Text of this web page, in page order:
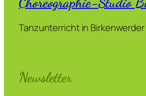
Tanzunterricht in
Newsletter